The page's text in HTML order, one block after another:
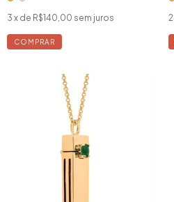
3 x de R$140,00 sem juros
COMPRAR
2